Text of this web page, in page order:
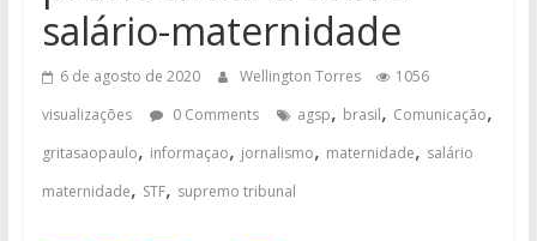
salário-maternidade
6 de agosto de 2020 Wellington Torres
1056
visualizações
0 Comments agsp, brasil, Comunicação,
gritasaopaulo, informaçao, jornalismo, maternidade, salário
maternidade, STF, supremo tribunal